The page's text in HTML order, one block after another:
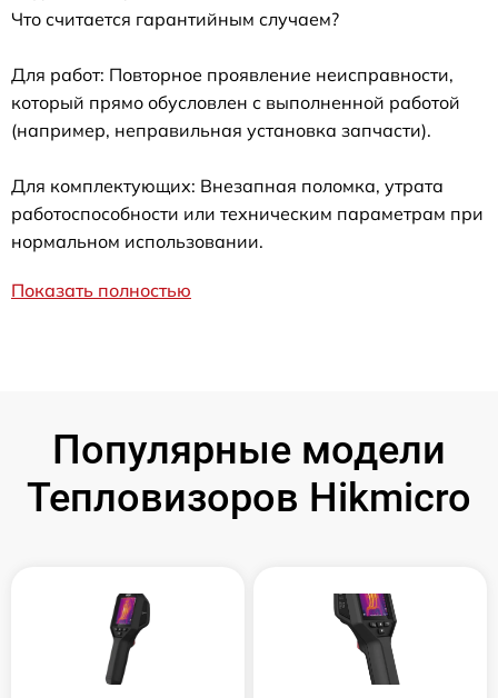
Что считается гарантийным случаем?
Для работ: Повторное проявление неисправности,
который прямо обусловлен с выполненной работой
(например, неправильная установка запчасти).
Для комплектующих: Внезапная поломка, утрата
работоспособности или техническим параметрам при
нормальном использовании.
Показать полностью
Популярные модели
Тепловизоров Hikmicro